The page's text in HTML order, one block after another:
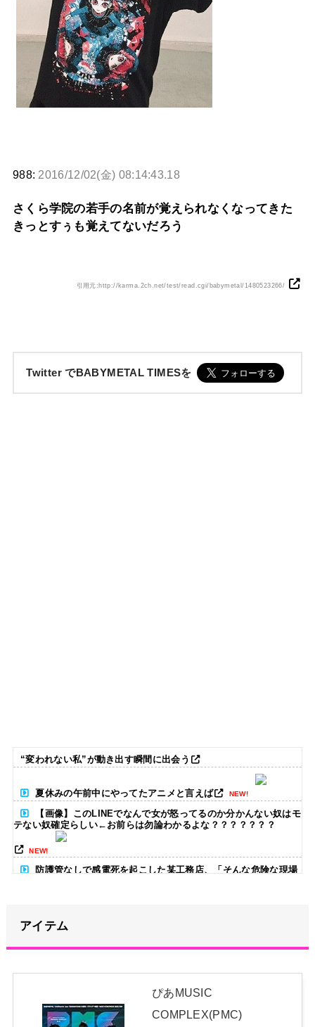
988: 2016/12/02(金) 08:14:43.18
さくら学院の若手の名前が覚えられなくなってきた
きっとすぅも覚えてないだろう
引用元:http://karma.2ch.net/test/read.cgi/babymetal/1480523266/
Twitter でBABYMETAL TIMESを
“変われない私”が動き出す瞬間に出会う
夏休みの午前中にやってたアニメと言えば NEW!
【画像】このLINEでなんで女が怒ってるのか分かんない奴はモ
テない奴確定らしい←お前らは勿論わかるよな？？？？？？？
NEW!
防護管なしで感電死を起こした某工務店、「そんな危険な現場
【悲報】トルコ地震、オリーブ園が真っ二つに裂ける…壮絶な
地形変化に唖然wwwwww NEW!
【悲報】少子化の原因、判明する
NEW!
おでこ封印！中村アン、“前髪あり”の新ヘアスタイルに「新鮮
アイテム
ぴあMUSIC
COMPLEX(PMC)